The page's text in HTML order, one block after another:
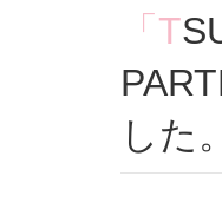
「TSUKUBA ALL STAR CHEER～CHEER
した。